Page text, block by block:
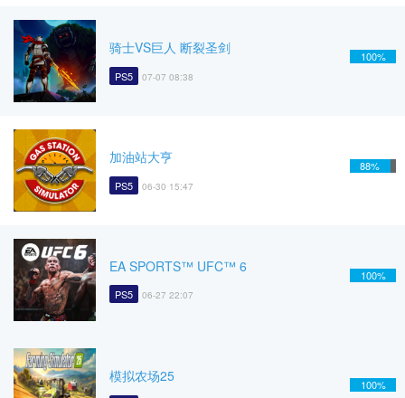
骑士VS巨人 断裂圣剑
PS5 07-07 08:38
100%
加油站大亨
PS5 06-30 15:47
88%
EA SPORTS™ UFC™ 6
PS5 06-27 22:07
100%
模拟农场25 100%